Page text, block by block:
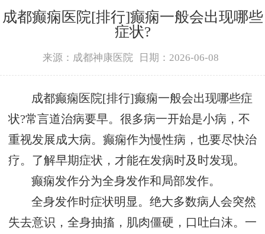
成都癫痫医院[排行]癫痫一般会出现哪些
症状?
来源：成都神康医院 日期：2026-06-08
成都癫痫医院[排行]癫痫一般会出现哪些症
状?常言道治病要早。很多病一开始是小病，不
重视发展成大病。癫痫作为慢性病，也要尽快治
疗。了解早期症状，才能在发病时及时发现。
癫痫发作分为全身发作和局部发作。
全身发作时症状明显。绝大多数病人会突然
失去意识，全身抽搐，肌肉僵硬，口吐白沫。一